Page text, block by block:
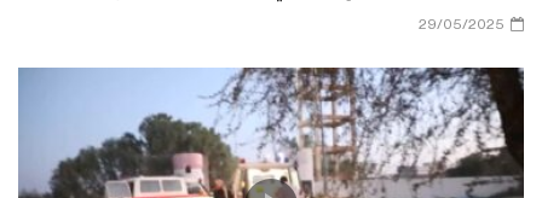
29/05/2025